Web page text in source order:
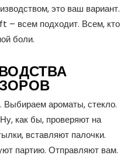
это ваш вариант.
– всем подходит. Всем, кто
боли.
ароматы, стекло.
как бы, проверяют на
вставляют палочки.
партию. Отправляют вам.